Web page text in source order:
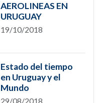
AEROLINEAS EN
URUGUAY
19/10/2018
Estado del tiempo
en Uruguay y el
Mundo
29/08/2018